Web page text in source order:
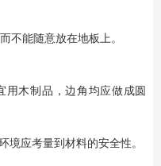
不能随意放在地板上。
用木制品，边角均应做成圆
境应考量到材料的安全性。